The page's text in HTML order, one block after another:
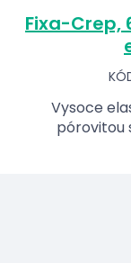
Fixa-Crep,
Vysoce
pórovitou